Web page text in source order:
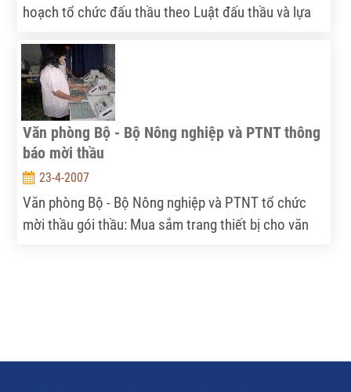
hoạch tổ chức đấu thầu theo Luật đấu thầu và lựa
Thí nghiệm mô hình thuỷ lực
Văn phòng Bộ - Bộ Nông nghiệp và PTNT thông
báo mời thầu
23-4-2007
Văn phòng Bộ - Bộ Nông nghiệp và PTNT tổ chức
mời thầu gói thầu: Mua sắm trang thiết bị cho văn